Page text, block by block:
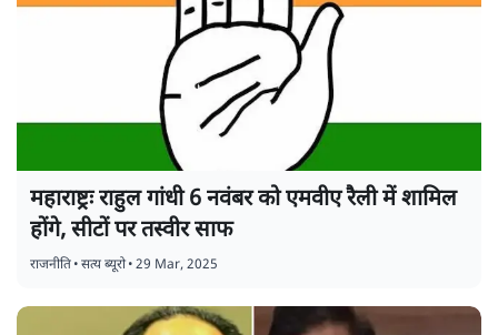
महाराष्ट्रः राहुल गांधी 6 नवंबर को एमवीए रैली में शामिल
होंगे, सीटों पर तस्वीर साफ
राजनीति•सत्य ब्यूरो•29 Mar, 2025